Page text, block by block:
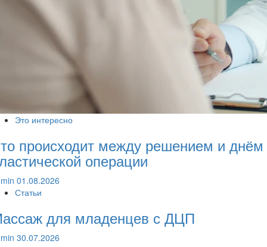
Это интересно
происходит между решением и днём
операции
01.08.2026
Статьи
для младенцев с ДЦП
30.07.2026